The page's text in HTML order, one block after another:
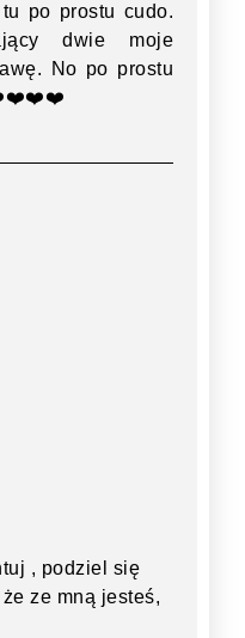
po prostu cudo.
dwie moje
No po prostu
❤️❤️❤️❤️
, podziel się
ze mną jesteś,